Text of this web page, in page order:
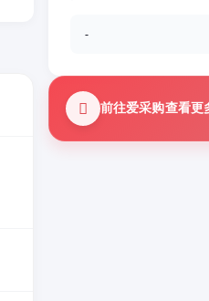
-
前往爱采购查看更